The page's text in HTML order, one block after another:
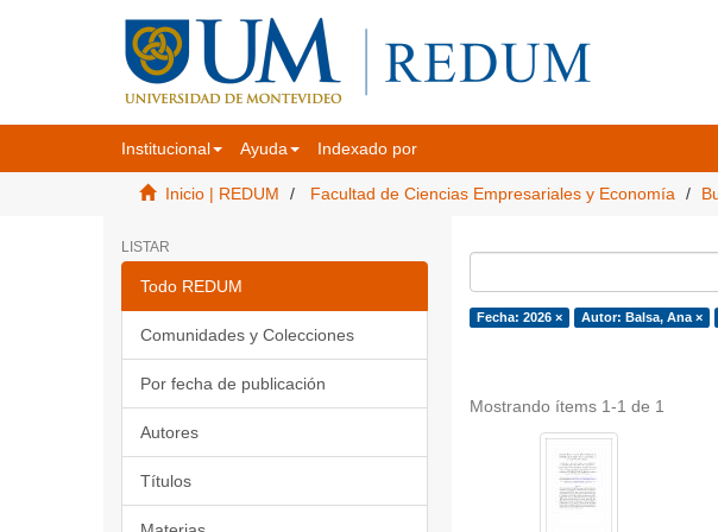
Institucional Ayuda Indexado por
Inicio | REDUM Facultad de Ciencias Empresariales y Economía
LISTAR
Todo REDUM
Comunidades y Colecciones
Por fecha de publicación
Autores
Títulos
Fecha: 2026 × Autor: Balsa, Ana ×
Mostrando ítems 1-1 de 1